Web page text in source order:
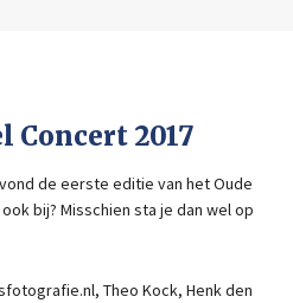
Concert 2017
de eerste editie van het Oude
bij? Misschien sta je dan wel op
Theo Kock, Henk den